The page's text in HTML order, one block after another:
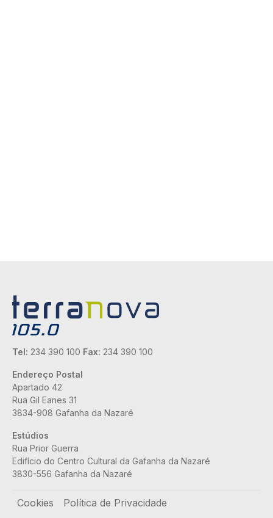
Tel: 234 390 100 Fax: 234 390 100
Endereço Postal
Apartado 42
Rua Gil Eanes 31
3834-908 Gafanha da Nazaré
Estúdios
Rua Prior Guerra
Edifício do Centro Cultural da Gafanha da Nazaré
3830-556 Gafanha da Nazaré
Rodapé
Cookies Política de Privacidade